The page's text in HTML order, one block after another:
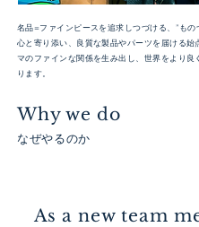
名品=ファインピースを追求しつづける、”もの
心と寄り添い、良質な製品やパーツを届ける始
マのファインな関係を生み出し、世界をより良
ります。
Why we do
なぜやるのか
As a new team